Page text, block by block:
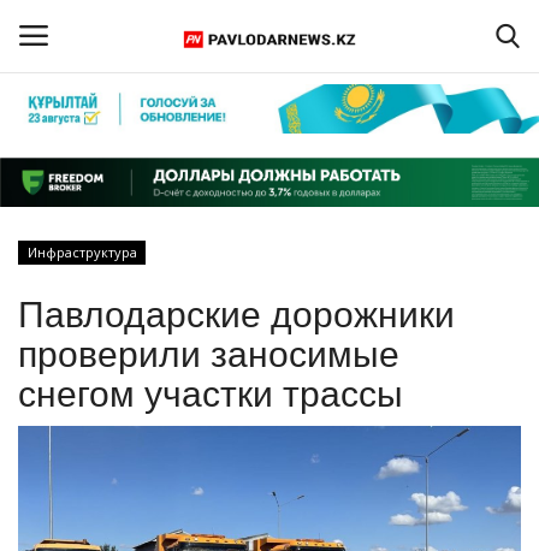
Регистрация
Главная
ПАВЛОДАРСКАЯ ОБЛАСТЬ
КАЗАХСТАН
МИР
Инфраструктура
Павлодарские дорожники
проверили заносимые
снегом участки трассы